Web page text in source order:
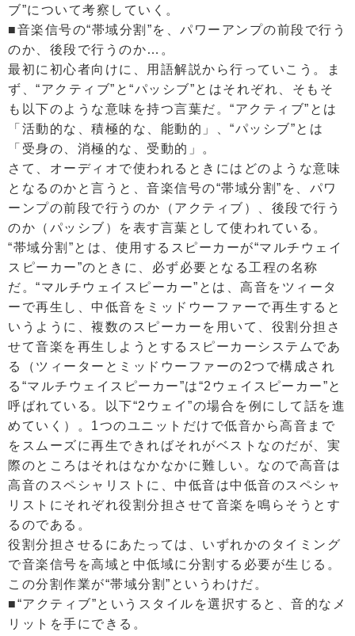
ブ”について考察していく。
■音楽信号の“帯域分割”を、パワーアンプの前段で行う
のか、後段で行うのか…。
最初に初心者向けに、用語解説から行っていこう。ま
ず、“アクティブ”と“パッシブ”とはそれぞれ、そもそ
も以下のような意味を持つ言葉だ。“アクティブ”とは
「活動的な、積極的な、能動的」、“パッシブ”とは
「受身の、消極的な、受動的」。
さて、オーディオで使われるときにはどのような意味
となるのかと言うと、音楽信号の“帯域分割”を、パワ
ーンプの前段で行うのか（アクティブ）、後段で行う
のか（パッシブ）を表す言葉として使われている。
“帯域分割”とは、使用するスピーカーが“マルチウェイ
スピーカー”のときに、必ず必要となる工程の名称
だ。“マルチウェイスピーカー”とは、高音をツィータ
ーで再生し、中低音をミッドウーファーで再生すると
いうように、複数のスピーカーを用いて、役割分担さ
せて音楽を再生しようとするスピーカーシステムであ
る（ツィーターとミッドウーファーの2つで構成され
る“マルチウェイスピーカー”は“2ウェイスピーカー”と
呼ばれている。以下“2ウェイ”の場合を例にして話を進
めていく）。1つのユニットだけで低音から高音まで
をスムーズに再生できればそれがベストなのだが、実
際のところはそれはなかなかに難しい。なので高音は
高音のスペシャリストに、中低音は中低音のスペシャ
リストにそれぞれ役割分担させて音楽を鳴らそうとす
るのである。
役割分担させるにあたっては、いずれかのタイミング
で音楽信号を高域と中低域に分割する必要が生じる。
この分割作業が“帯域分割”というわけだ。
■“アクティブ”というスタイルを選択すると、音的なメ
リットを手にできる。